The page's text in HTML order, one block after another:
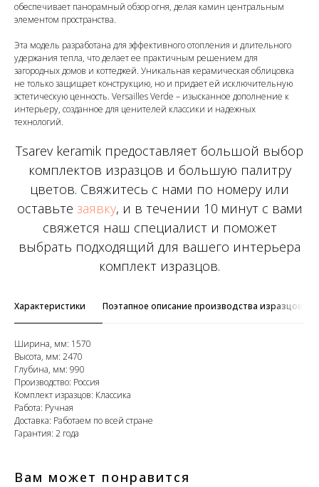
обеспечивает панорамный обзор огня, делая камин центральным
элементом пространства.
Эта модель разработана для эффективного отопления и длительного
удержания тепла, что делает ее практичным решением для
загородных домов и коттеджей. Уникальная керамическая облицовка
не только защищает конструкцию, но и придает ей исключительную
эстетическую ценность. Versailles Verde – изысканное дополнение к
интерьеру, созданное для ценителей классики и надежных
технологий.
Tsarev keramik предоставляет большой выбор
комплектов изразцов и большую палитру
цветов. Свяжитесь с нами по номеру или
оставьте заявку, и в течении 10 минут с вами
свяжется наш специалист и поможет
выбрать подходящий для вашего интерьера
комплект изразцов.
Характеристики Поэтапное описание производства изразцов
Ширина, мм: 1570
Высота, мм: 2470
Глубина, мм: 990
Производство: Россия
Комплект изразцов: Классика
Работа: Ручная
Доставка: Работаем по всей стране
Гарантия: 2 года
Вам может понравится